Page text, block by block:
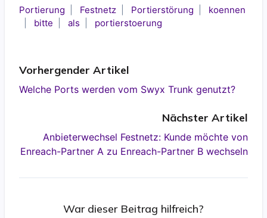
Portierung Festnetz Portierstörung
koennen
bitte
als portierstoerung
Vorhergender Artikel
Welche Ports werden vom Swyx Trunk genutzt?
Nächster Artikel
Anbieterwechsel Festnetz: Kunde möchte von
Enreach-Partner A zu Enreach-Partner B wechseln
War dieser Beitrag hilfreich?